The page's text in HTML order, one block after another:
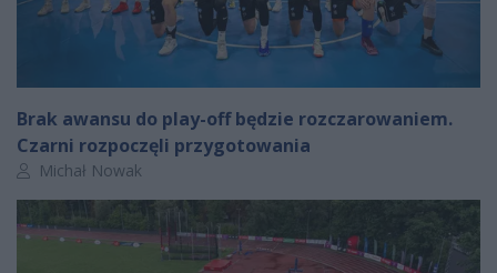
Brak awansu do play-off będzie rozczarowaniem.
Czarni rozpoczęli przygotowania
Autor artykułu:
Michał Nowak